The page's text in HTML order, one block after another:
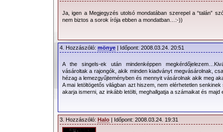
Ja, igen a Megjegyzés utolsó mondatában szerepel a “talán”
nem biztos a sorok írója ebben a mondatban…:-))
4. Hozzászóló: mönye | Időpont: 2008.03.24. 20:51
A the singels-ek után mindenképpen
vásároltak a rajongók, akik minden kiadványt megvásárolnak,
hézag a lemezgyűjteményben és mennyit vásárolnak akik meg
A mai letöltögetős világban azt hiszem, nem elérhetetlen
akarja ismerni, az inkább letölti, meghallgatja a számaikat és majd
3. Hozzászóló: Halo | Időpont: 2008.03.24. 19:31